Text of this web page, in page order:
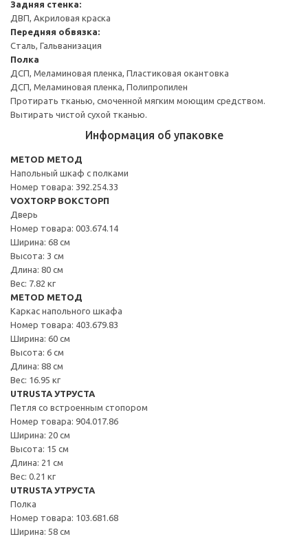
Задняя стенка:
ДВП, Акриловая краска
Передняя обвязка:
Сталь, Гальванизация
Полка
ДСП, Меламиновая пленка, Пластиковая окантовка
ДСП, Меламиновая пленка, Полипропилен
Протирать тканью, смоченной мягким моющим средством.
Вытирать чистой сухой тканью.
Информация об упаковке
METOD МЕТОД
Напольный шкаф с полками
Номер товара: 392.254.33
VOXTORP ВОКСТОРП
Дверь
Номер товара: 003.674.14
Ширина: 68 см
Высота: 3 см
Длина: 80 см
Вес: 7.82 кг
METOD МЕТОД
Каркас напольного шкафа
Номер товара: 403.679.83
Ширина: 60 см
Высота: 6 см
Длина: 88 см
Вес: 16.95 кг
UTRUSTA УТРУСТА
Петля со встроенным стопором
Номер товара: 904.017.86
Ширина: 20 см
Высота: 15 см
Длина: 21 см
Вес: 0.21 кг
UTRUSTA УТРУСТА
Полка
Номер товара: 103.681.68
Ширина: 58 см